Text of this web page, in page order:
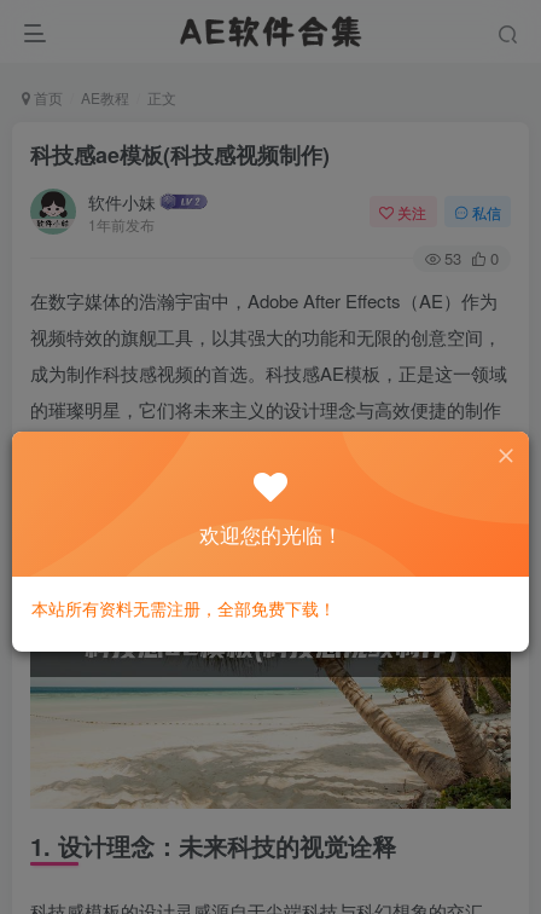
首页 AE教程 正文
科技感ae模板(科技感视频制作)
软件小妹
1年前发布
关注 私信
53 0
在数字媒体的浩瀚宇宙中，Adobe After Effects（AE）作为
视频特效的旗舰工具，以其强大的功能和无限的创意空间，
成为制作科技感视频的首选。科技感AE模板，正是这一领域
的璀璨明星，它们将未来主义的设计理念与高效便捷的制作
1. 设计理念：未来科技的视觉诠释
欢迎您的光临！
本站所有资料无需注册，全部免费下载！